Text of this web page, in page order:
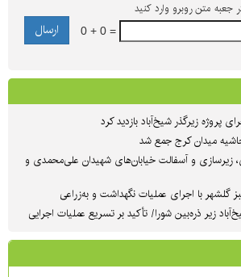
جعبه متن روبرو وارد کنید
0 + 0 =
میدان کرج جمع شد
زیرسازی و آسفالت خیابان‌های شهیدان علی‌محمدی و
گلشهر با اجرای عملیات نگهداشت و به‌زراعی
زیر ذره‌بین شورا/ تأکید بر تسریع عملیات اجرایی